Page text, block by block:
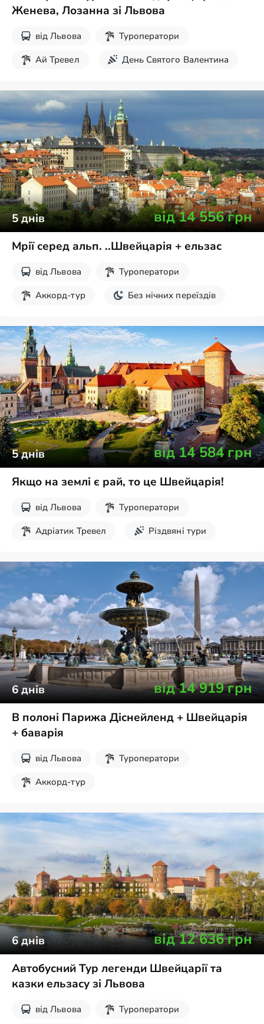
Женева, Лозанна зі Львова
від Львова
Туроператори
Ай Тревел
День Святого Валентина
Новорічні тури
5днів від14 556грн
Мрії серед альп. ..Швейцарія + ельзас
від Львова
Туроператори
Аккорд-тур
Без нічних переїздів
5днів від14 584грн
Якщо на землі є рай, то це Швейцарія!
від Львова
Туроператори
Адріатик Тревел
Різдвяні тури
6днів від14 919грн
В полоні Парижа Діснейленд + Швейцарія
+ баварія
від Львова
Туроператори
Аккорд-тур
6днів від12 636грн
Автобусний Тур легенди Швейцарії та
казки ельзасу зі Львова
від Львова
Туроператори